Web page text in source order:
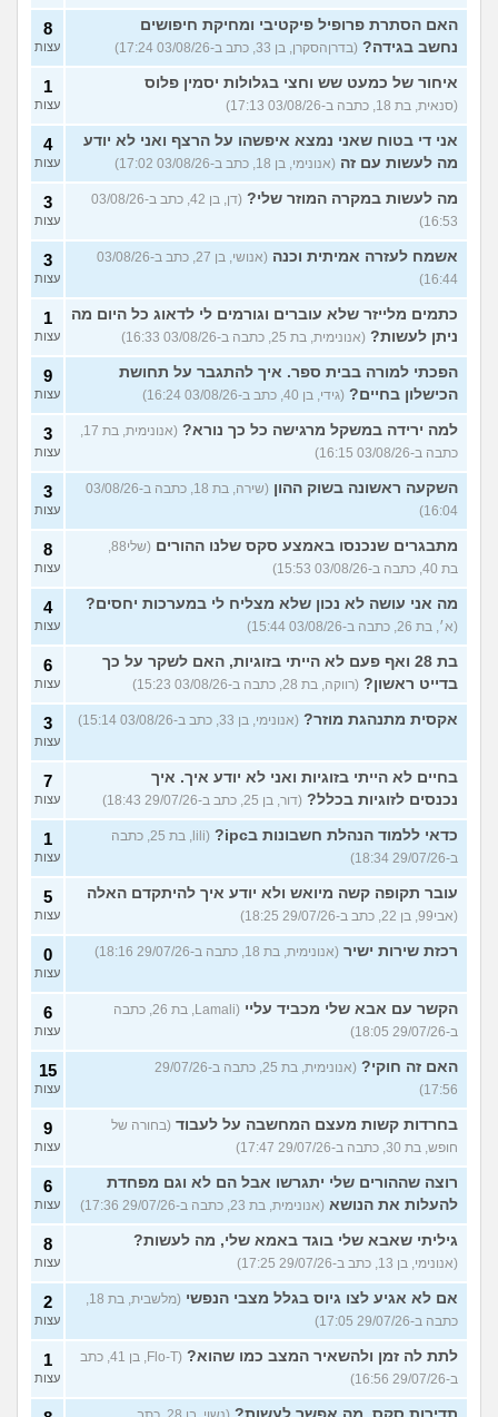
האם הסתרת פרופיל פיקטיבי ומחיקת חיפושים
נחשב בגידה? (בדרןהסקרן, בן 33, כתב ב-03/08/26 17:24)
8
עצות
איחור של כמעט שש וחצי בגלולות יסמין פלוס
(סנאית, בת 18, כתבה ב-03/08/26 17:13)
1
עצות
אני די בטוח שאני נמצא איפשהו על הרצף ואני לא יודע
מה לעשות עם זה (אנונימי, בן 18, כתב ב-03/08/26 17:02)
4
עצות
מה לעשות במקרה המוזר שלי?
(דן, בן 42, כתב ב-03/08/26
16:53)
3
עצות
אשמח לעזרה אמיתית וכנה
(אנושי, בן 27, כתב ב-03/08/26
16:44)
3
עצות
כתמים מלייזר שלא עוברים וגורמים לי לדאוג כל היום מה
ניתן לעשות? (אנונימית, בת 25, כתבה ב-03/08/26 16:33)
1
עצות
הפכתי למורה בבית ספר. איך להתגבר על תחושת
הכישלון בחיים? (גידי, בן 40, כתב ב-03/08/26 16:24)
9
עצות
למה ירידה במשקל מרגישה כל כך נורא?
(אנונימית, בת 17,
כתבה ב-03/08/26 16:15)
3
עצות
השקעה ראשונה בשוק ההון
(שירה, בת 18, כתבה ב-03/08/26
16:04)
3
עצות
מתבגרים שנכנסו באמצע סקס שלנו ההורים
(שלי88,
בת 40, כתבה ב-03/08/26 15:53)
8
עצות
מה אני עושה לא נכון שלא מצליח לי במערכות יחסים?
(א׳, בת 26, כתבה ב-03/08/26 15:44)
4
עצות
בת 28 ואף פעם לא הייתי בזוגיות, האם לשקר על כך
בדייט ראשון? (רווקה, בת 28, כתבה ב-03/08/26 15:23)
6
עצות
אקסית מתנהגת מוזר? (אנונימי, בן 33, כתב ב-03/08/26 15:14) 3
עצות
בחיים לא הייתי בזוגיות ואני לא יודע איך. איך
נכנסים לזוגיות בכלל? (דור, בן 25, כתב ב-29/07/26 18:43)
7
עצות
כדאי ללמוד הנהלת חשבונות בipc?
(lili, בת 25, כתבה
ב-29/07/26 18:34)
1
עצות
עובר תקופה קשה מיואש ולא יודע איך להיתקדם האלה
(אבי99, בן 22, כתב ב-29/07/26 18:25)
5
עצות
רכזת שירות ישיר (אנונימית, בת 18, כתבה ב-29/07/26 18:16) 0
עצות
הקשר עם אבא שלי מכביד עליי
(Lamali, בת 26, כתבה
ב-29/07/26 18:05)
6
עצות
האם זה חוקי?
(אנונימית, בת 25, כתבה ב-29/07/26
17:56)
15
עצות
בחרדות קשות מעצם המחשבה על לעבוד (בחורה של
חופש, בת 30, כתבה ב-29/07/26 17:47)
9
עצות
רוצה שההורים שלי יתגרשו אבל הם לא וגם מפחדת
להעלות את הנושא (אנונימית, בת 23, כתבה ב-29/07/26 17:36)
6
עצות
גיליתי שאבא שלי בוגד באמא שלי, מה לעשות?
(אנונימי, בן 13, כתב ב-29/07/26 17:25)
8
עצות
אם לא אגיע לצו גיוס בגלל מצבי הנפשי
(מלשבית, בת 18,
כתבה ב-29/07/26 17:05)
2
עצות
לתת לה זמן ולהשאיר המצב כמו שהוא?
(Flo-T, בן 41, כתב
ב-29/07/26 16:56)
1
עצות